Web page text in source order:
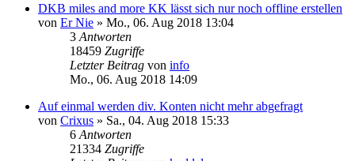
DKB miles and more KK lässt sich nur noch offline erstellen
von Er Nie » Mo., 06. Aug 2018 13:04
3 Antworten
18459 Zugriffe
Letzter Beitrag von info
Mo., 06. Aug 2018 14:09
Auf einmal werden div. Konten nicht mehr abgefragt
von Crixus » Sa., 04. Aug 2018 15:33
6 Antworten
21334 Zugriffe